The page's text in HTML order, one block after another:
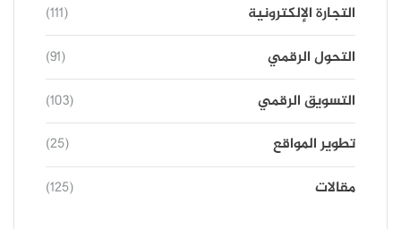
التجارة الإلكترونية
(111)
التحول الرقمي
(91)
التسويق الرقمي
(103)
تطوير المواقع
(25)
مقالات
(125)